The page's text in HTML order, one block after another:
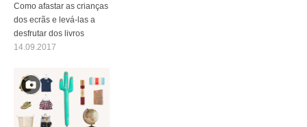
Como afastar as crianças
dos ecrãs e levá-las a
desfrutar dos livros
14.09.2017